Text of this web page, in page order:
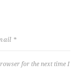
for the next time I